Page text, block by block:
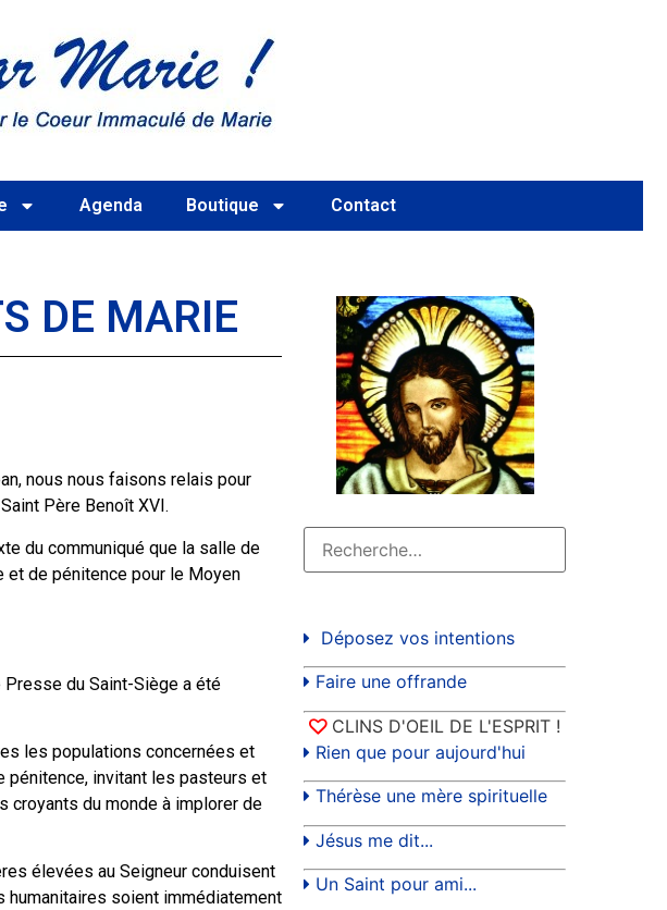
Agenda Boutique Contact
DE MARIE
nous nous faisons relais pour
Père Benoît XVI.
du communiqué que la salle de
et de pénitence pour le Moyen
Presse du Saint-Siège a été
les populations concernées et
pénitence, invitant les pasteurs et
du monde à implorer de
élevées au Seigneur conduisent
soient immédiatement
Déposez vos intentions
Faire une offrande
CLINS D'OEIL DE L'ESPRIT !
Rien que pour aujourd'hui
Thérèse une mère spirituelle
Jésus me dit...
Un Saint pour ami...